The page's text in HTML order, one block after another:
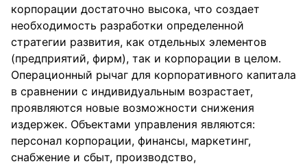
корпорации достаточно высока, что создает
необходимость разработки определенной
стратегии развития, как отдельных элементов
(предприятий, фирм), так и корпорации в целом.
Операционный рычаг для корпоративного капитала
в сравнении с индивидуальным возрастает,
проявляются новые возможности снижения
издержек. Объектами управления являются:
персонал корпорации, финансы, маркетинг,
снабжение и сбыт, производство,